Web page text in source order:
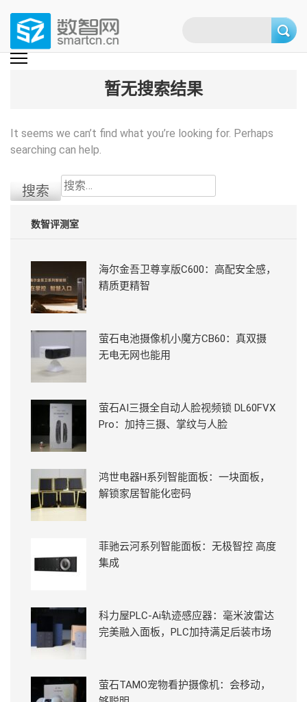
content
(Press
数智网
智能家居第一资讯门户 | 智能家居系统，智能家居产品，智能家居解决方
暂无搜索结果
It seems we can’t find what you’re looking for. Perhaps
searching can help.
搜
索：
数智评测室
海尔金吾卫尊享版C600：高配安全感，
精质更精智
萤石电池摄像机小魔方CB60：真双摄
无电无网也能用
萤石AI三摄全自动人脸视频锁 DL60FVX
Pro：加持三摄、掌纹与人脸
鸿世电器H系列智能面板：一块面板，
解锁家居智能化密码
菲驰云河系列智能面板：无极智控 高度
集成
科力屋PLC-Ai轨迹感应器：毫米波雷达
完美融入面板，PLC加持满足后装市场
萤石TAMO宠物看护摄像机：会移动，